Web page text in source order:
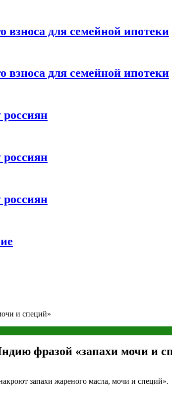
взноса для семейной ипотеки
взноса для семейной ипотеки
и специй»
фразой «запахи мочи и
запахи жареного масла, мочи и специй».